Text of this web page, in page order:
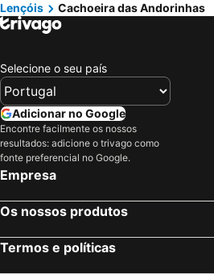
Lençóis
Cachoeira das Andorinhas
Selecione o seu país
Adicionar no Google
Encontre facilmente os nossos
resultados: adicione o trivago como
fonte preferencial no Google.
Empresa
Os nossos produtos
Termos e políticas